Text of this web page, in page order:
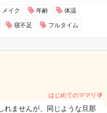
メイク 年齢 体温
寝不足 フルタイム
はじめてのママリ🔰
れませんが、同じような旦那